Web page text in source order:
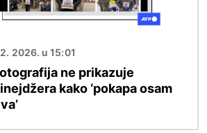
2026. u 15:01
ne prikazuje
kako ‘pokapa osam